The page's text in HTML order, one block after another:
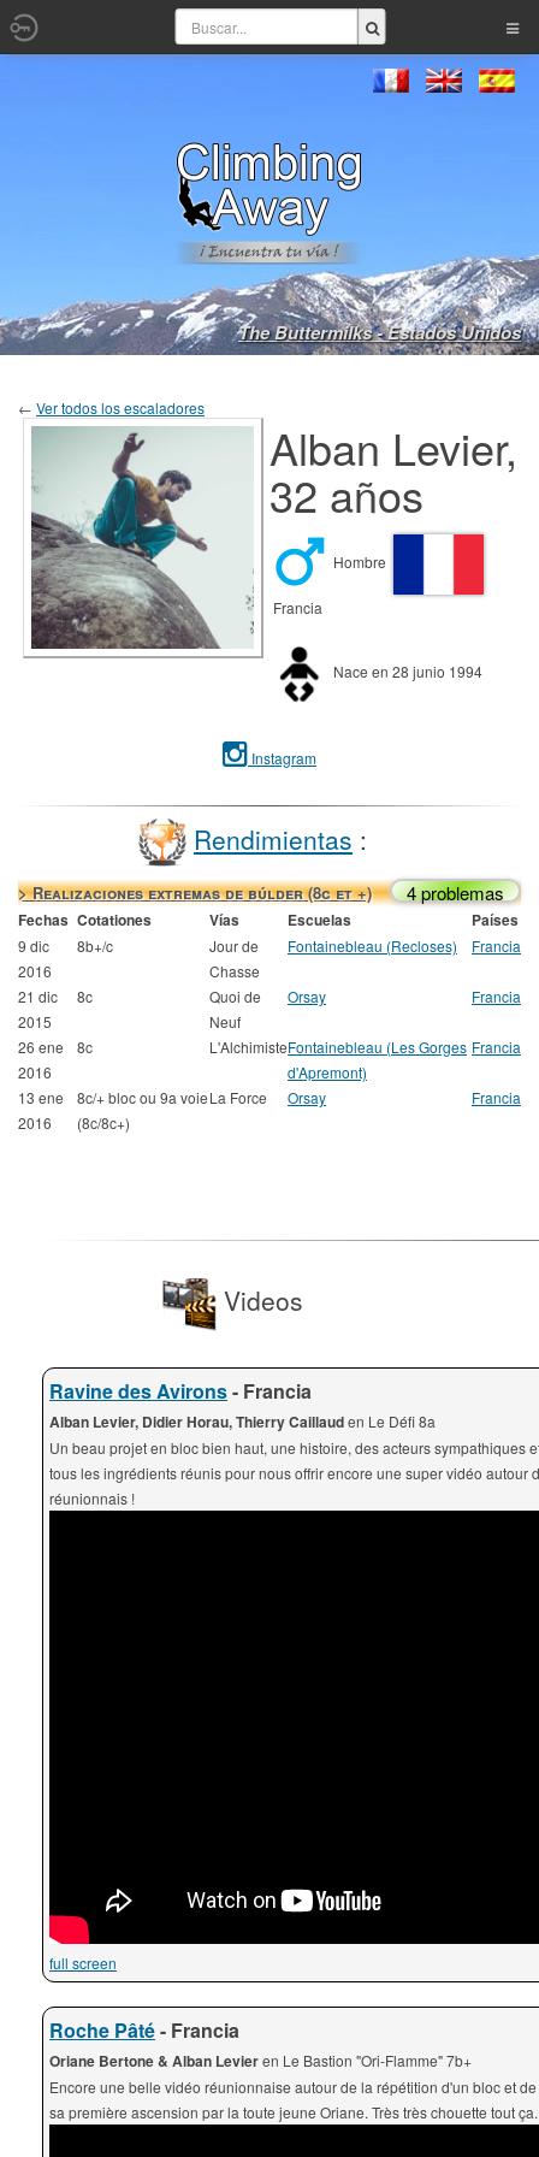
The Buttermilks - Estados Unidos
← Ver todos los escaladores
Alban Levier,
32 años
Hombre
Francia
Nace en 28 junio 1994
Instagram
Rendimientas :
> Realizaciones extremas de búlder (8c et +) 4 problemas
Fechas Cotationes Vías Escuelas Países
9 dic
2016
8b+/c
Jour de
Chasse
Fontainebleau (Recloses) Francia
21 dic
2015
8c
Quoi de
Neuf
Orsay Francia
26 ene
2016
8c L'AlchimisteFontainebleau (Les Gorges
d'Apremont)
Francia
13 ene
2016
8c/+ bloc ou 9a voie
(8c/8c+)
La Force Orsay Francia
Videos
Ravine des Avirons- Francia
Alban Levier, Didier Horau, Thierry Caillauden Le Défi 8a
Un beau projet en bloc bien haut, une histoire, des acteurs sympathiques
tous les ingrédients réunis pour nous offrir encore une super vidéo autour
réunionnais !
full screen
Roche Pâté- Francia
Oriane Bertone & Alban Levieren Le Bastion "Ori-Flamme" 7b+
Encore une belle vidéo réunionnaise autour de la répétition d'un bloc et
sa première ascension par la toute jeune Oriane. Très très chouette tout ça.